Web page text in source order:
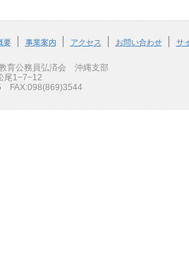
要 事業案内 アクセス お問い合わせ サ
育公務員弘済会 沖縄支部
尾1−7−12
FAX:098(869)3544